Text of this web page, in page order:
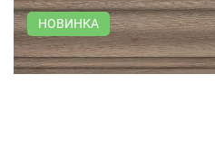
НОВИНКА